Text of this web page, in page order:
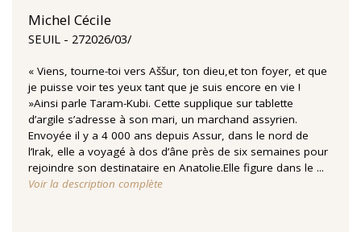
Michel Cécile
SEUIL 27‏/03‏/2026
« Viens, tourne-toi vers Aššur, ton dieu,et ton foyer, et que
je puisse voir tes yeux tant que je suis encore en vie !
»Ainsi parle Taram-Kubi. Cette supplique sur tablette
d’argile s’adresse à son mari, un marchand assyrien.
Envoyée il y a 4 000 ans depuis Assur, dans le nord de
l’Irak, elle a voyagé à dos d’âne près de six semaines pour
rejoindre son destinataire en Anatolie.Elle figure dans le ...
Voir la description complète